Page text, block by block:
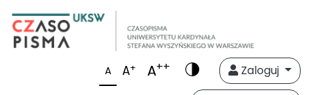
A A+ A++
Zaloguj